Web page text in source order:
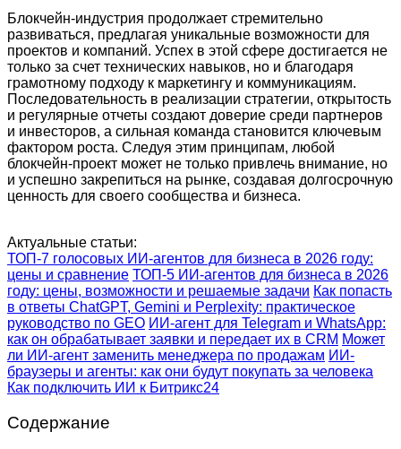
Блокчейн-индустрия продолжает стремительно
развиваться, предлагая уникальные возможности для
проектов и компаний. Успех в этой сфере достигается не
только за счет технических навыков, но и благодаря
грамотному подходу к маркетингу и коммуникациям.
Последовательность в реализации стратегии, открытость
и регулярные отчеты создают доверие среди партнеров
и инвесторов, а сильная команда становится ключевым
фактором роста. Следуя этим принципам, любой
блокчейн-проект может не только привлечь внимание, но
и успешно закрепиться на рынке, создавая долгосрочную
ценность для своего сообщества и бизнеса.
Актуальные статьи:
ТОП-7 голосовых ИИ-агентов для бизнеса в 2026 году:
цены и сравнение ТОП-5 ИИ-агентов для бизнеса в 2026
году: цены, возможности и решаемые задачи Как попасть
в ответы ChatGPT, Gemini и Perplexity: практическое
руководство по GEO ИИ-агент для Telegram и WhatsApp:
как он обрабатывает заявки и передает их в CRM Может
ли ИИ-агент заменить менеджера по продажам ИИ-
браузеры и агенты: как они будут покупать за человека
Как подключить ИИ к Битрикс24
Содержание